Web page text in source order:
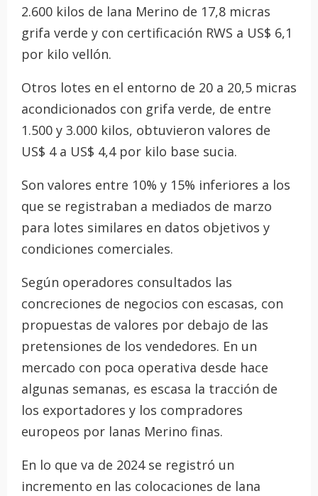
2.600 kilos de lana Merino de 17,8 micras
grifa verde y con certificación RWS a US$ 6,1
por kilo vellón.
Otros lotes en el entorno de 20 a 20,5 micras
acondicionados con grifa verde, de entre
1.500 y 3.000 kilos, obtuvieron valores de
US$ 4 a US$ 4,4 por kilo base sucia.
Son valores entre 10% y 15% inferiores a los
que se registraban a mediados de marzo
para lotes similares en datos objetivos y
condiciones comerciales.
Según operadores consultados las
concreciones de negocios con escasas, con
propuestas de valores por debajo de las
pretensiones de los vendedores. En un
mercado con poca operativa desde hace
algunas semanas, es escasa la tracción de
los exportadores y los compradores
europeos por lanas Merino finas.
En lo que va de 2024 se registró un
incremento en las colocaciones de lana